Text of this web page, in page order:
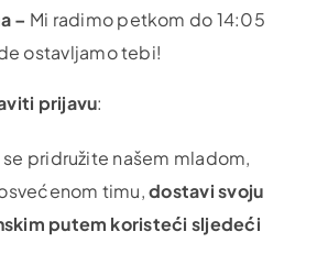
– Mi radimo petkom do 14:05
ostavljamo tebi!
prijavu:
pridružite našem mladom,
timu,dostavi svoju
putem koristeći sljedeći